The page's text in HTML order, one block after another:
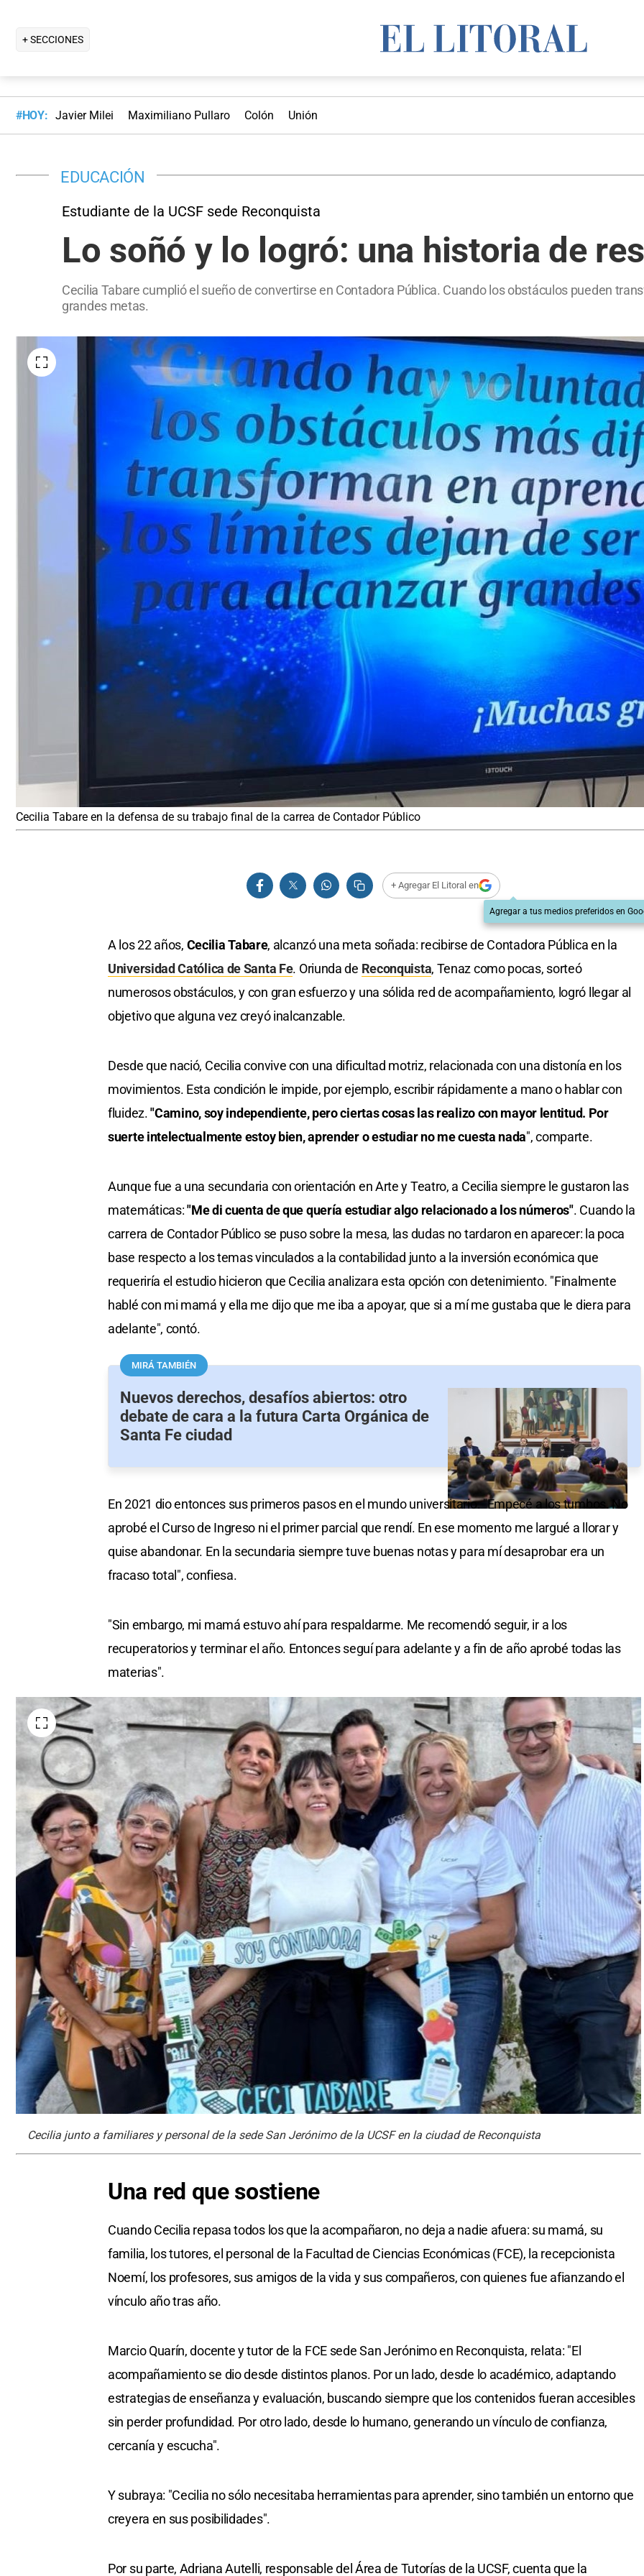
+ SECCIONES
#HOY: Javier Milei Maximiliano Pullaro Colón Unión
EDUCACIÓN
Estudiante de la UCSF sede Reconquista
Lo soñó y lo logró: una historia de
Cecilia Tabare cumplió el sueño de convertirse en Contadora Pública. Cuando los obstáculos pueden
grandes metas.
Cecilia Tabare en la defensa de su trabajo final de la carrea de Contador Público
+ Agregar El Litoral en
Agregar a tus medios preferidos en
A los 22 años, Cecilia Tabare, alcanzó una meta soñada: recibirse de Contadora Pública en la
Universidad Católica de Santa Fe. Oriunda de Reconquista, Tenaz como pocas, sorteó
numerosos obstáculos, y con gran esfuerzo y una sólida red de acompañamiento, logró llegar al
objetivo que alguna vez creyó inalcanzable.
Desde que nació, Cecilia convive con una dificultad motriz, relacionada con una distonía en los
movimientos. Esta condición le impide, por ejemplo, escribir rápidamente a mano o hablar con
fluidez."Camino, soy independiente, pero ciertas cosas las realizo con mayor lentitud. Por
suerte intelectualmente estoy bien, aprender o estudiar no me cuesta nada", comparte.
Aunque fue a una secundaria con orientación en Arte y Teatro, a Cecilia siempre le gustaron las
matemáticas:"Me di cuenta de que quería estudiar algo relacionado a los números". Cuando la
carrera de Contador Público se puso sobre la mesa, las dudas no tardaron en aparecer: la poca
base respecto a los temas vinculados a la contabilidad junto a la inversión económica que
requeriría el estudio hicieron que Cecilia analizara esta opción con detenimiento. "Finalmente
hablé con mi mamá y ella me dijo que me iba a apoyar, que si a mí me gustaba que le diera para
adelante", contó.
MIRÁ TAMBIÉN
Nuevos derechos, desafíos abiertos: otro
debate de cara a la futura Carta Orgánica de
Santa Fe ciudad
En 2021 dio entonces sus primeros pasos en el mundo universitario. "Empecé a los tumbos. No
aprobé el Curso de Ingreso ni el primer parcial que rendí. En ese momento me largué a llorar y
quise abandonar. En la secundaria siempre tuve buenas notas y para mí desaprobar era un
fracaso total", confiesa.
"Sin embargo, mi mamá estuvo ahí para respaldarme. Me recomendó seguir, ir a los
recuperatorios y terminar el año. Entonces seguí para adelante y a fin de año aprobé todas las
materias".
Cecilia junto a familiares y personal de la sede San Jerónimo de la UCSF en la ciudad de Reconquista
Una red que sostiene
Cuando Cecilia repasa todos los que la acompañaron, no deja a nadie afuera: su mamá, su
familia, los tutores, el personal de la Facultad de Ciencias Económicas (FCE), la recepcionista
Noemí, los profesores, sus amigos de la vida y sus compañeros, con quienes fue afianzando el
vínculo año tras año.
Marcio Quarín, docente y tutor de la FCE sede San Jerónimo en Reconquista, relata: "El
acompañamiento se dio desde distintos planos. Por un lado, desde lo académico, adaptando
estrategias de enseñanza y evaluación, buscando siempre que los contenidos fueran accesibles
sin perder profundidad. Por otro lado, desde lo humano, generando un vínculo de confianza,
cercanía y escucha".
Y subraya: "Cecilia no sólo necesitaba herramientas para aprender, sino también un entorno que
creyera en sus posibilidades".
Por su parte, Adriana Autelli, responsable del Área de Tutorías de la UCSF, cuenta que la